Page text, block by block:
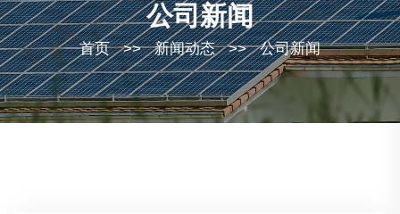
公司新闻
首页 >> 新闻动态 >> 公司新闻